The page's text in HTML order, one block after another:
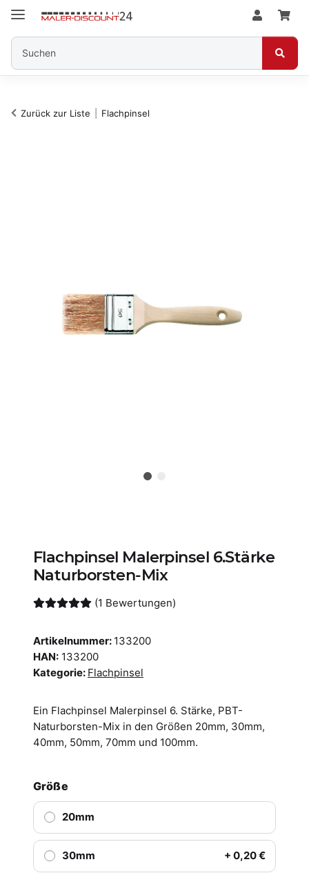
Zurück zur Liste Flachpinsel
Flachpinsel Malerpinsel 6.Stärke
Naturborsten-Mix
(1 Bewertungen)
Artikelnummer: 133200
HAN: 133200
Kategorie: Flachpinsel
Ein Flachpinsel Malerpinsel 6. Stärke, PBT-
Naturborsten-Mix in den Größen 20mm, 30mm,
40mm, 50mm, 70mm und 100mm.
Größe
20mm
30mm + 0,20 €